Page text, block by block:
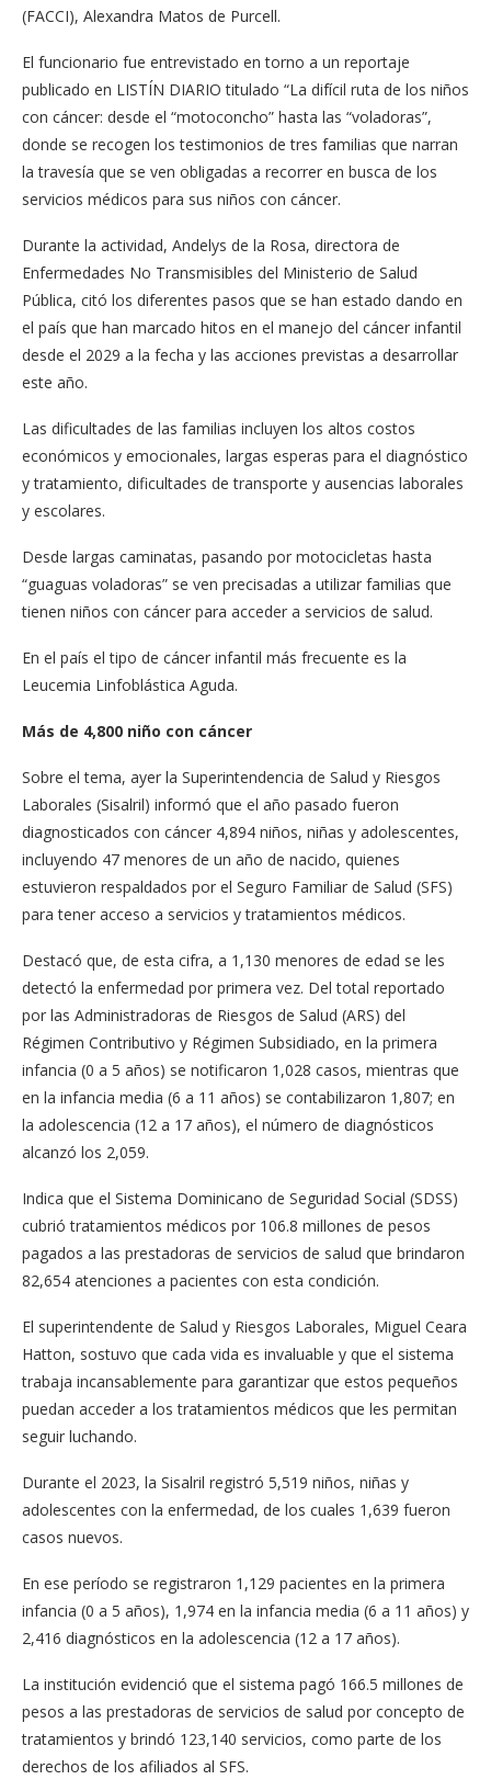
(FACCI), Alexandra Matos de Purcell.
El funcionario fue entrevistado en torno a un reportaje
publicado en LISTÍN DIARIO titulado “La difícil ruta de los niños
con cáncer: desde el “motoconcho” hasta las “voladoras”,
donde se recogen los testimonios de tres familias que narran
la travesía que se ven obligadas a recorrer en busca de los
servicios médicos para sus niños con cáncer.
Durante la actividad, Andelys de la Rosa, directora de
Enfermedades No Transmisibles del Ministerio de Salud
Pública, citó los diferentes pasos que se han estado dando en
el país que han marcado hitos en el manejo del cáncer infantil
desde el 2029 a la fecha y las acciones previstas a desarrollar
este año.
Las dificultades de las familias incluyen los altos costos
económicos y emocionales, largas esperas para el diagnóstico
y tratamiento, dificultades de transporte y ausencias laborales
y escolares.
Desde largas caminatas, pasando por motocicletas hasta
“guaguas voladoras” se ven precisadas a utilizar familias que
tienen niños con cáncer para acceder a servicios de salud.
En el país el tipo de cáncer infantil más frecuente es la
Leucemia Linfoblástica Aguda.
Más de 4,800 niño con cáncer
Sobre el tema, ayer la Superintendencia de Salud y Riesgos
Laborales (Sisalril) informó que el año pasado fueron
diagnosticados con cáncer 4,894 niños, niñas y adolescentes,
incluyendo 47 menores de un año de nacido, quienes
estuvieron respaldados por el Seguro Familiar de Salud (SFS)
para tener acceso a servicios y tratamientos médicos.
Destacó que, de esta cifra, a 1,130 menores de edad se les
detectó la enfermedad por primera vez. Del total reportado
por las Administradoras de Riesgos de Salud (ARS) del
Régimen Contributivo y Régimen Subsidiado, en la primera
infancia (0 a 5 años) se notificaron 1,028 casos, mientras que
en la infancia media (6 a 11 años) se contabilizaron 1,807; en
la adolescencia (12 a 17 años), el número de diagnósticos
alcanzó los 2,059.
Indica que el Sistema Dominicano de Seguridad Social (SDSS)
cubrió tratamientos médicos por 106.8 millones de pesos
pagados a las prestadoras de servicios de salud que brindaron
82,654 atenciones a pacientes con esta condición.
El superintendente de Salud y Riesgos Laborales, Miguel Ceara
Hatton, sostuvo que cada vida es invaluable y que el sistema
trabaja incansablemente para garantizar que estos pequeños
puedan acceder a los tratamientos médicos que les permitan
seguir luchando.
Durante el 2023, la Sisalril registró 5,519 niños, niñas y
adolescentes con la enfermedad, de los cuales 1,639 fueron
casos nuevos.
En ese período se registraron 1,129 pacientes en la primera
infancia (0 a 5 años), 1,974 en la infancia media (6 a 11 años) y
2,416 diagnósticos en la adolescencia (12 a 17 años).
La institución evidenció que el sistema pagó 166.5 millones de
pesos a las prestadoras de servicios de salud por concepto de
tratamientos y brindó 123,140 servicios, como parte de los
derechos de los afiliados al SFS.